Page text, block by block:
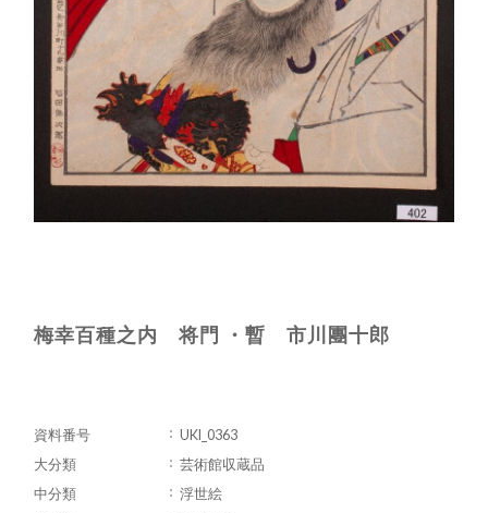
梅幸百種之内 将門 ・暫 市川團十郎
資料番号
UKI_0363
大分類
芸術館収蔵品
中分類
浮世絵